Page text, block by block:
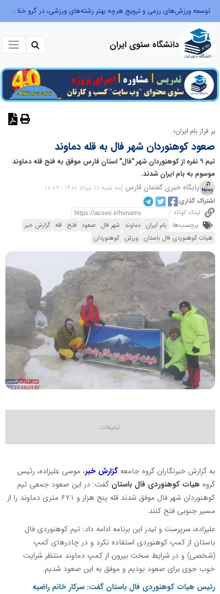
توسعه ورزش‌های رزمی و ترویج هرچه بهتر رشته‌های ورزشی، در گرو خلاقیت و نوآوری است
دانشگاه سئوی ایران
بر فراز بام ایران؛
صعود کوهنوردان شهر فال به قله دماوند
تیم ۹ نفره از کوهنوردان شهر "فال" استان فارس موفق به فتح قله دماوند
موسوم به بام ایران شدند.
پایگاه خبری گفتمان فارس سه شنبه 11 مرداد 1401 - 10:09
اشتراک گذاری:
لینک کوتاه
برچسب‌ها: بام ایران دماوند شهر فال صعود فتح قله گزارش خبر
هیات کوهنوردی فال باستان ورزش کوهنوردان
به گزارش خبرنگاران گروه جامعهگزارش خبر، موسی علیزاده، رئیس
گروه هیات کوهنوردی فال باستان گفت: در این صعود جمعی تیم
کوهنوردان شهر فال موفق شدند قله پنج هزار و ۶۷۱ متری دماوند را از
مسیر جنوبی فتح کنند.
علیزاده، سرپرست و لیدر این برنامه ادامه داد: تیم کوهنوردی فال
باستان از کمپ کوهنوردی استفاده نکرد و در چادرهای کمپ
(شخصی) و در شرایط سخت بیرون از کمپ دماوند منتظر شرایت
خوب جوی برای صعود بودیم و موفق به این صعود شدیم.
رئیس هیات کوهنوردی فال باستان گفت: سرکار خانم راضیه